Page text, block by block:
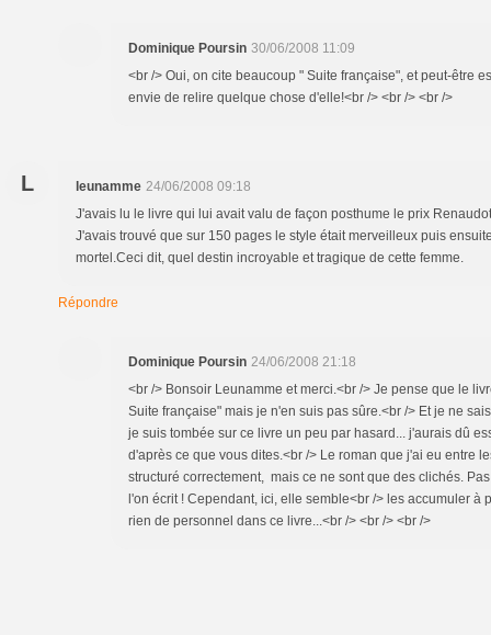
Dominique Poursin 30/06/2008 11:09
<br /> Oui, on cite beaucoup " Suite française", et peut-être
envie de relire quelque chose d'elle!<br /> <br /> <br />
L leunamme 24/06/2008 09:18
J'avais lu le livre qui lui avait valu de façon posthume le prix
J'avais trouvé que sur 150 pages le style était merveilleux puis
mortel.Ceci dit, quel destin incroyable et tragique de cette femme.
Répondre
Dominique Poursin 24/06/2008 21:18
<br /> Bonsoir Leunamme et merci.<br /> Je pense que le
Suite française" mais je n'en suis pas sûre.<br /> Et je ne
je suis tombée sur ce livre un peu par hasard... j'aurais dû
d'après ce que vous dites.<br /> Le roman que j'ai eu entre
structuré correctement, mais ce ne sont que des clichés.
l'on écrit ! Cependant, ici, elle semble<br /> les accumuler à
rien de personnel dans ce livre...<br /> <br /> <br />